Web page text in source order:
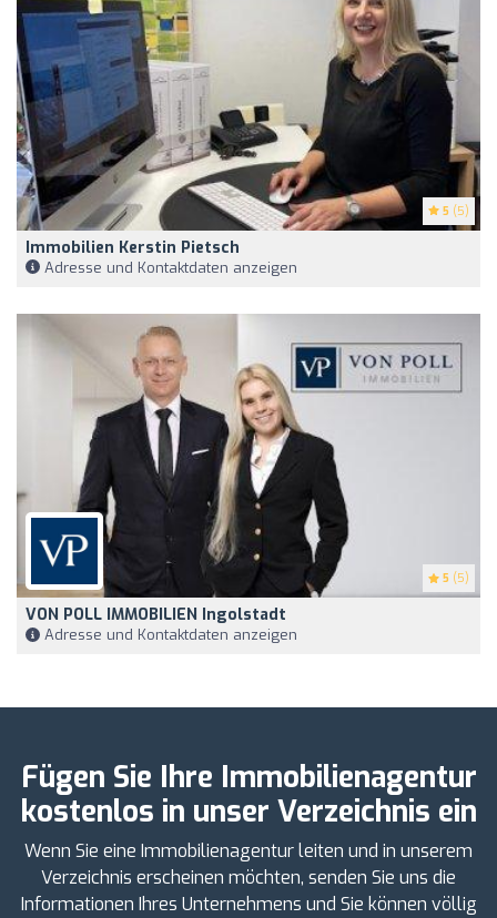
5 (5)
Immobilien Kerstin Pietsch
Adresse und Kontaktdaten anzeigen
5 (5)
VON POLL IMMOBILIEN Ingolstadt
Adresse und Kontaktdaten anzeigen
Fügen Sie Ihre Immobilienagentur
kostenlos in unser Verzeichnis ein
Wenn Sie eine Immobilienagentur leiten und in unserem
Verzeichnis erscheinen möchten, senden Sie uns die
Informationen Ihres Unternehmens und Sie können völlig